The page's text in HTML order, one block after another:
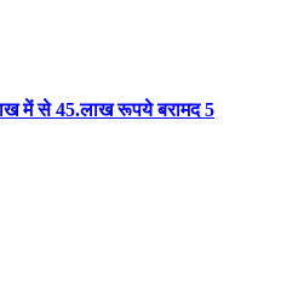
में से 45.लाख रूपये बरामद 5